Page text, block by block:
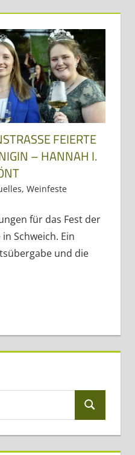
FEIERTE I
– HANNAH I. I
, Weinfeste
für das Fest der
Schweich. Ein
und die
Suchen